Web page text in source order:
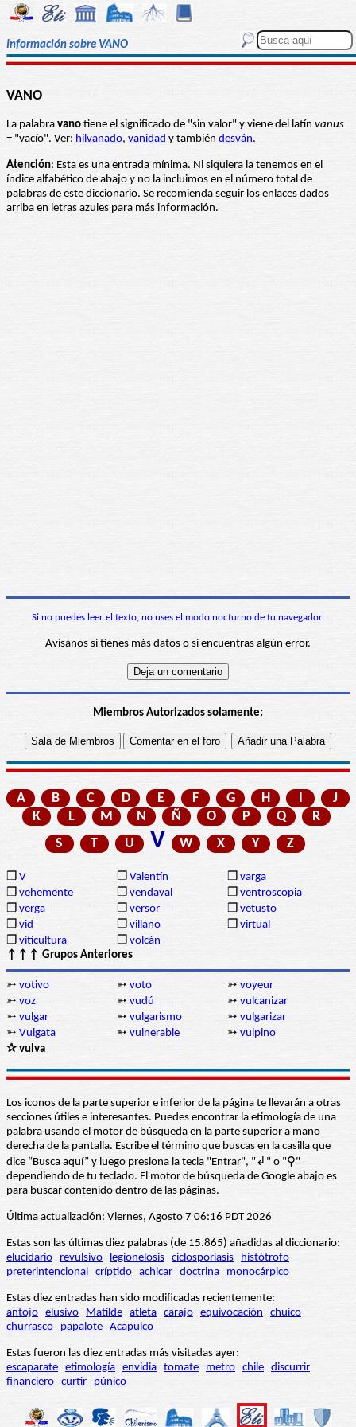
Información sobre VANO
VANO
La palabra vano tiene el significado de "sin valor" y viene del latín vanus
= "vacío". Ver: hilvanado, vanidad y también desván.
Atención: Esta es una entrada mínima. Ni siquiera la tenemos en el
índice alfabético de abajo y no la incluimos en el número total de
palabras de este diccionario. Se recomienda seguir los enlaces dados
arriba en letras azules para más información.
Si no puedes leer el texto, no uses el modo nocturno de tu navegador.
Avísanos si tienes más datos o si encuentras algún error.
Miembros Autorizados solamente:
A B C D E F G H I
J
K
L M N Ñ O P Q
R
S
T U V W X Y Z
❒ V ❒ Valentín ❒ varga
❒ vehemente ❒ vendaval ❒ ventroscopia
❒ verga ❒ versor ❒ vetusto
❒ vid ❒ villano ❒ virtual
❒ viticultura ❒ volcán
↑↑↑ Grupos Anteriores
➳ votivo ➳ voto ➳ voyeur
➳ voz ➳ vudú ➳ vulcanizar
➳ vulgar ➳ vulgarismo ➳ vulgarizar
➳ Vulgata ➳ vulnerable ➳ vulpino
✰ vulva
Los iconos de la parte superior e inferior de la página te llevarán a otras
secciones útiles e interesantes. Puedes encontrar la etimología de una
palabra usando el motor de búsqueda en la parte superior a mano
derecha de la pantalla. Escribe el término que buscas en la casilla que
dice “Busca aquí” y luego presiona la tecla "Entrar", "↲" o "⚲"
dependiendo de tu teclado. El motor de búsqueda de Google abajo es
para buscar contenido dentro de las páginas.
Última actualización: Viernes, Agosto 7 06:16 PDT 2026
Estas son las últimas diez palabras (de 15.865) añadidas al diccionario:
elucidario
revulsivo legionelosis ciclosporiasis
histótrofo
preterintencional críptido achicar doctrina monocárpico
Estas diez entradas han sido modificadas recientemente:
antojo elusivo Matilde atleta carajo equivocación
chuico
churrasco
papalote Acapulco
Estas fueron las diez entradas más visitadas ayer:
escaparate etimología envidia tomate metro chile discurrir
financiero curtir púnico